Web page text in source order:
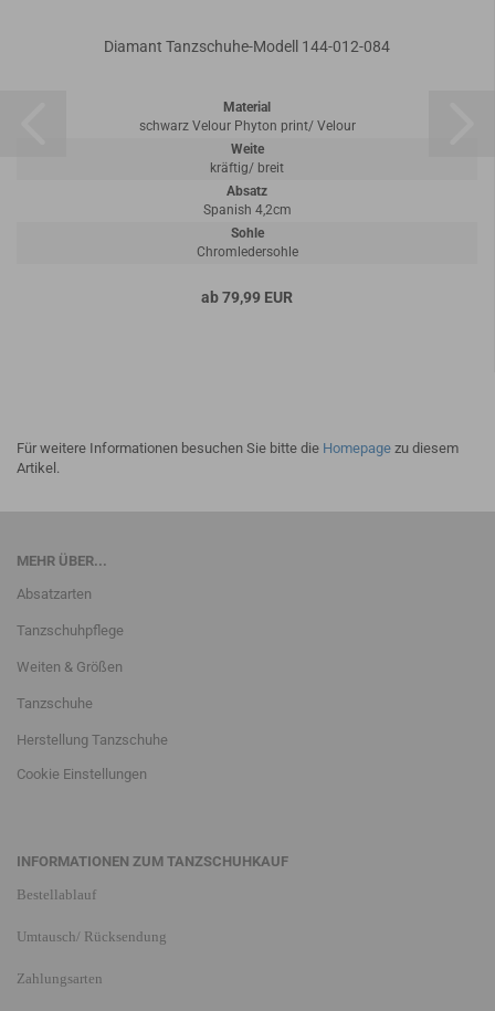
Diamant Tanzschuhe-Modell 144-012-084
Material
schwarz Velour Phyton print/ Velour
Weite
kräftig/ breit
Absatz
Spanish 4,2cm
Sohle
Chromledersohle
ab 79,99 EUR
Für weitere Informationen besuchen Sie bitte die Homepage zu diesem
Artikel.
MEHR ÜBER...
Absatzarten
Tanzschuhpflege
Weiten & Größen
Tanzschuhe
Herstellung Tanzschuhe
Cookie Einstellungen
INFORMATIONEN ZUM TANZSCHUHKAUF
Bestellablauf
Umtausch/ Rücksendung
Zahlungsarten